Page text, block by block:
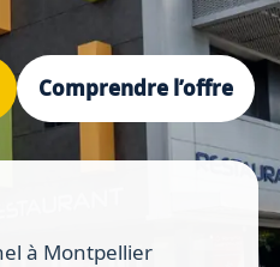
Comprendre l’offre
à Montpellier